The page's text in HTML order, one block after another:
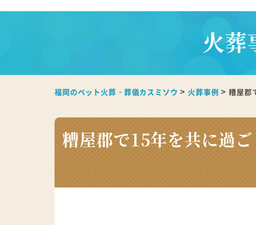
火
福岡のペット火葬・葬儀カスミソウ > 火葬事例 >糟屋郡
糟屋郡で15年を共に過